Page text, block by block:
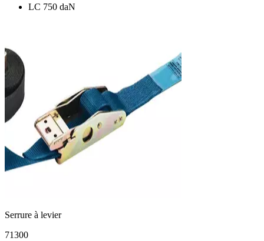
LC 750 daN
Serrure à levier
71300